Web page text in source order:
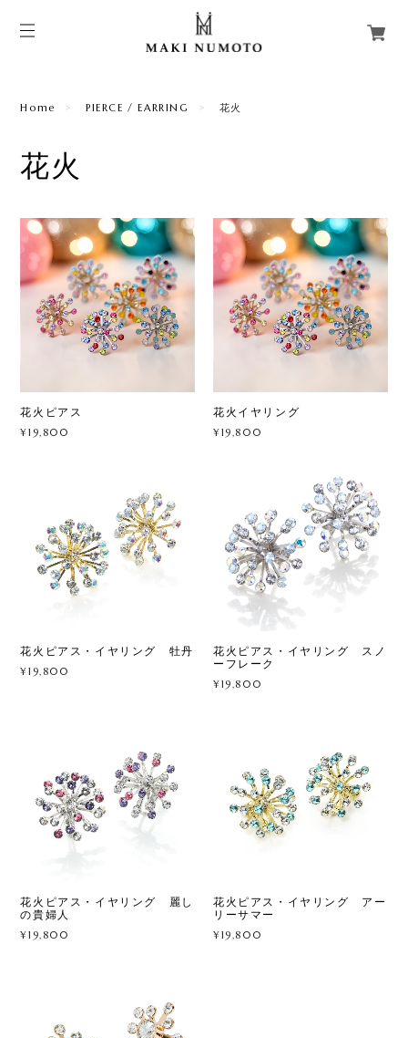
Home PIERCE / EARRING 花火
花火
花火ピアス
¥19,800
花火イヤリング
¥19,800
花火ピアス・イヤリング 牡丹
¥19,800
花火ピアス・イヤリング スノ
ーフレーク
¥19,800
花火ピアス・イヤリング 麗し
の貴婦人
¥19,800
花火ピアス・イヤリング アー
リーサマー
¥19,800